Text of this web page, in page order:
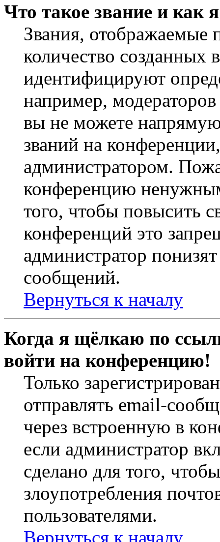
Что такое звание и как
Звания,
количество
идентифицируют
например,
вы не можете
званий на
администратором.
конференцию
того, чтобы повысить
конференций это
администратор
сообщений.
Вернуться к началу
Когда я щёлкаю по
войти на конференцию!
Только
отправлять email-
через встроенную в
если администратор
сделано для того,
злоупотребления
пользователями.
Вернуться к началу